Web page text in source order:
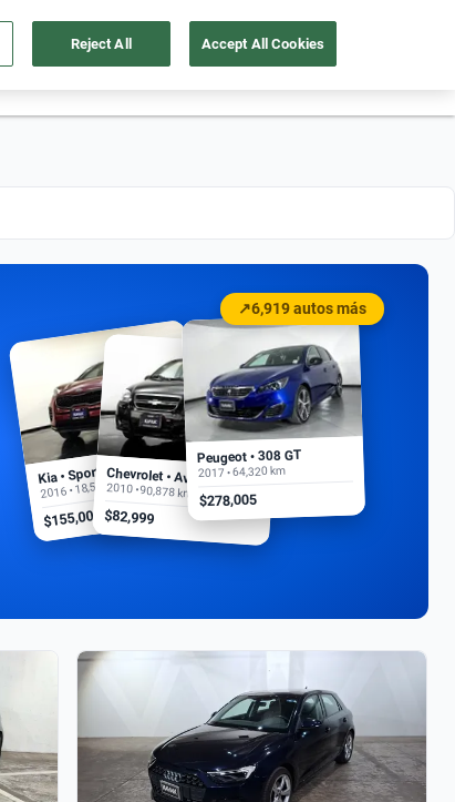
55 4162 9202 Ubicación
↗6,919 autos más
Kia • Sportage EX
2016 • 18,500 km
$155,000
Chevrolet • Aveo
2010 • 90,878 km
$82,999
Peugeot • 308 GT
2017 • 64,320 km
$278,005
Reject All Accept All Cookies